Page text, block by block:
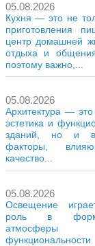
05.08.2026
Кухня — это не
приготовления
центр домашней
отдыха и
поэтому важно,...
05.08.2026
Архитектура —
эстетика и
зданий, но и
факторы,
качество...
05.08.2026
Освещение
роль в